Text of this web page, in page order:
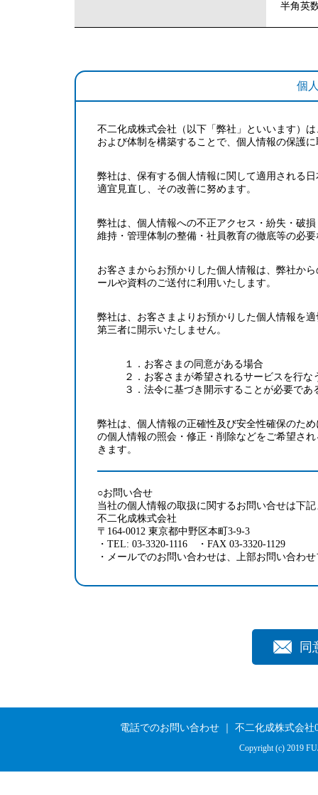
半角英
個
不二化成株式会社（以下「弊社」といいます）
および体制を構築することで、個人情報の保護
弊社は、保有する個人情報に関して適用される
適宜見直し、その改善に努めます。
弊社は、個人情報への不正アクセス・紛失・破
維持・管理体制の整備・社員教育の徹底等の必
お客さまからお預かりした個人情報は、弊社か
ールや資料のご送付に利用いたします。
弊社は、お客さまよりお預かりした個人情報を
第三者に開示いたしません。
１．お客さまの同意がある場合
２．お客さまが希望されるサービスを行
３．法令に基づき開示することが必要であ
弊社は、個人情報の正確性及び安全性確保のた
の個人情報の照会・修正・削除などをご希望さ
きます。
○お問い合せ
当社の個人情報の取扱に関するお問い合せは下
不二化成株式会社
〒164-0012 東京都中野区本町3-9-3
・TEL: 03-3320-1116 ・FAX 03-3320-1129
・メールでのお問い合わせは、上部お問い合わ
電話でのお問い合わせ ｜ 不二化成株式会社
Copyright (c) 2019